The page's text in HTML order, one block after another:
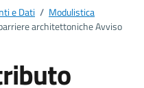
e Dati / Modulistica
architettoniche Avviso